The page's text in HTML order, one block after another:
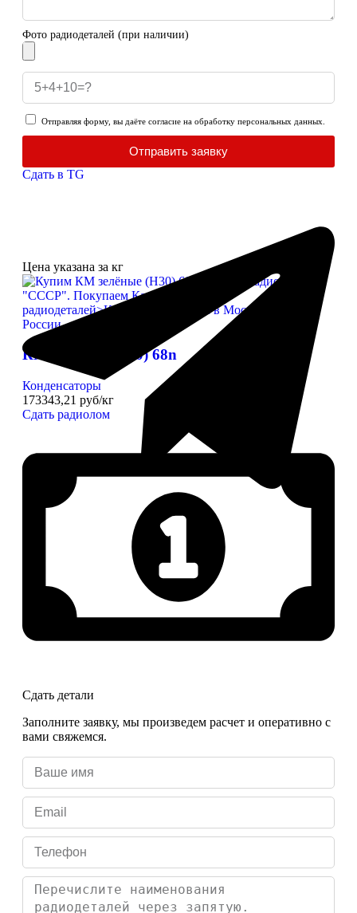
Фото радиодеталей (при наличии)
Отправляя форму, вы даёте согласие на обработку персональных данных.
Отправить заявку
Сдать в TG
Цена указана за кг
КМ зелёные (Н30) 68n
Конденсаторы
173343,21 руб/кг
Сдать радиолом
Сдать детали
Заполните заявку, мы произведем расчет и оперативно с
вами свяжемся.